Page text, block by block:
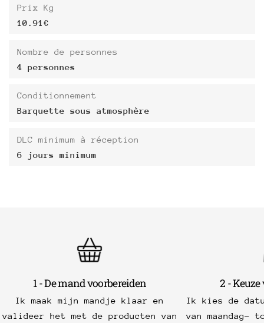
Prix Kg
10.91€
Nombre de personnes
4 personnes
Conditionnement
Barquette sous atmosphère
DLC minimum à réception
6 jours minimum
1 - De mand voorbereiden
Ik maak mijn mandje klaar en
valideer het met de producten van
2 -
Ik kies de
van maandag-